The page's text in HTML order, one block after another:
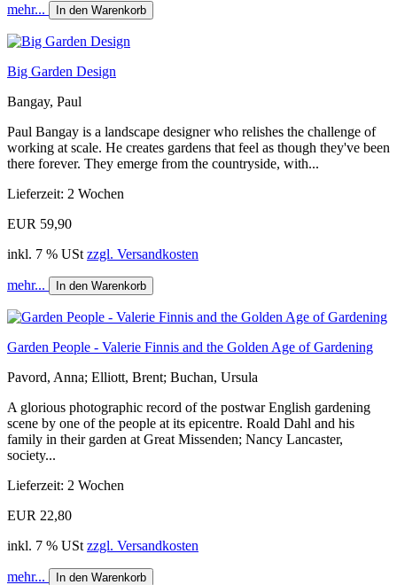
mehr... In den Warenkorb
Big Garden Design
Bangay, Paul
Paul Bangay is a landscape designer who relishes the challenge of
working at scale. He creates gardens that feel as though they've been
there forever. They emerge from the countryside, with...
Lieferzeit: 2 Wochen
EUR 59,90
inkl. 7 % USt zzgl. Versandkosten
mehr... In den Warenkorb
Garden People - Valerie Finnis and the Golden Age of Gardening
Pavord, Anna; Elliott, Brent; Buchan, Ursula
A glorious photographic record of the postwar English gardening
scene by one of the people at its epicentre. Roald Dahl and his
family in their garden at Great Missenden; Nancy Lancaster,
society...
Lieferzeit: 2 Wochen
EUR 22,80
inkl. 7 % USt zzgl. Versandkosten
mehr... In den Warenkorb